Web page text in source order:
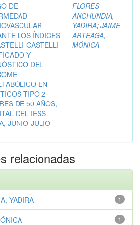
DE
LOS ÍNDICES
CASTELLI
Y
DEL
EN
TIPO 2
DE 50 AÑOS,
DEL IESS
JUNIO-JULIO
FLORES
ANCHUNDIA,
YADIRA; JAIME
ARTEAGA,
MÓNICA
relacionadas
1
YADIRA
1